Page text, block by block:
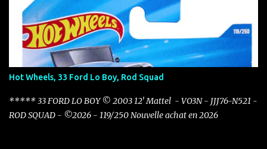
Hot Wheels, 33 Ford Lo Boy, Rod Squad
***** 33 FORD LO BOY © 2003 12' Mattel - VO3N - JJJ76-N521 -
ROD SQUAD - ©2026 - 119/250 Nouvelle achat en 2026